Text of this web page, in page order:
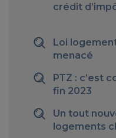
crédit
Loi
menacé
PTZ : c’est
fin 2023
Un tout
logements